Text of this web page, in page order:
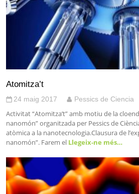
Atomitza’t
24 maig 2017 Pessics de Ciencia
Activitat “Atomitza’t” amb motiu de la
nanomón” organitzada per Pessics de
atòmica a la nanotecnologia.Clausura de
nanomón”. Farem el Llegeix-ne més…